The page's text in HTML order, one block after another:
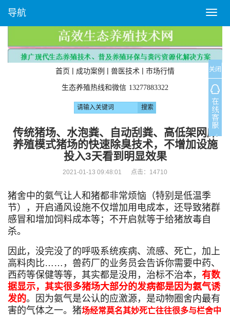
T
o
g
l
e
n
a
v
i
g
a
t
导航
首页 | 成功案例 | 兽医技术 | 市场行情
生态养殖热线和微信 13277883322
传统猪场、水泡粪、自动刮粪、高低架网床
养殖模式猪场的快速除臭技术，不增加设施
投入3天看到明显效果
2021-01-13 09:48:01 点击： 14710
猪舍中的氨气让人和猪都非常烦恼（特别是低温季
节），开启通风设施不仅增加用电成本，还导致猪群
感冒和增加饲料成本等；不开启就等于给猪放毒自
杀。
因此，没完没了的呼吸系统疾病、流感、死亡，加上
高料肉比……，兽药厂的业务员会告诉你需要中药、
西药等保健等等，其实都是没用，治标不治本， 有数
据显示，其实很多猪场大部分的发病都是因为氨气诱
发的。因为氨气是公认的应激源，是动物圈舍内最有
害的气体之一。猪场经常莫名其妙死亡往往很多与栏舍中
关闭